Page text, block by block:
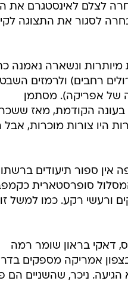
לצלם לאינסטגרם את
לסגור את התצוגה
מיותרות ונשארה נאמנה
(זברה בשחור לבן), לצלליות שנות ה-70 (אוברולים רחבים) ולרמזים
של אפריקה). מסתמן
בעונה הקודמת, מאז
היו צורות מוכרות, אבל
אין ספור תיעודים
סופרסטארית
ורעשי רקע. כמו למשל
קוקס, דאקי בראון שומר רמה
אמריקה מספקים
ניכר, שהשניים הם